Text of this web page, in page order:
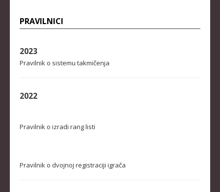
ŽENSKA JUNIORSKA REPREZENTACIJA
PRAVILNICI
2023
Pravilnik o sistemu takmičenja
2022
Pravilnik o izradi rang listi
Pravilnik o dvojnoj registraciji igrača